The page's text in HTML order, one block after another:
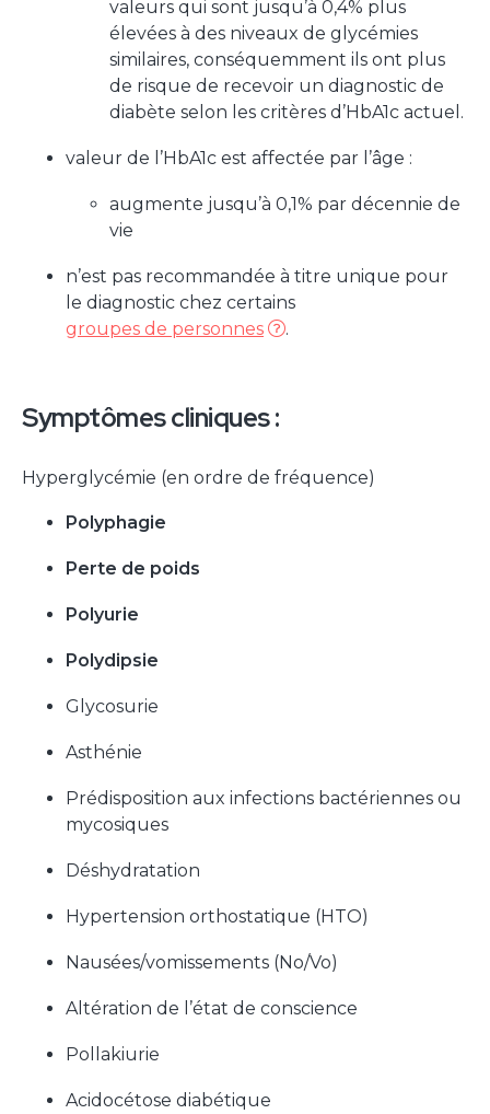
valeurs qui sont jusqu’à 0,4% plus
élevées à des niveaux de glycémies
similaires, conséquemment ils ont plus
de risque de recevoir un diagnostic de
diabète selon les critères d’HbA1c actuel.
valeur de l’HbA1c est affectée par l’âge :
augmente jusqu’à 0,1% par décennie de
vie
n’est pas recommandée à titre unique pour
le diagnostic chez certains
groupes de personnes
.
Symptômes cliniques :
Hyperglycémie (en ordre de fréquence)
Polyphagie
Perte de poids
Polyurie
Polydipsie
Glycosurie
Asthénie
Prédisposition aux infections bactériennes ou
mycosiques
Déshydratation
Hypertension orthostatique (HTO)
Nausées/vomissements (No/Vo)
Altération de l’état de conscience
Pollakiurie
Acidocétose diabétique